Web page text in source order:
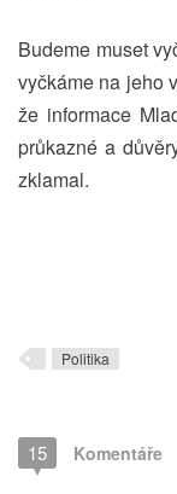
Budeme muset
vyčkáme na jeho
že informace
průkazné a
zklamal.
Politika
15 Komentáře